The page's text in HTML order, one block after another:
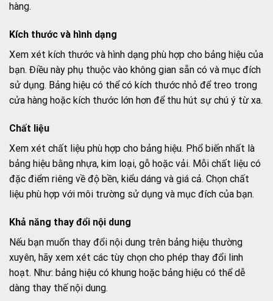
hàng.
Kích thước và hình dạng
Xem xét kích thước và hình dạng phù hợp cho bảng hiệu của
bạn. Điều này phụ thuộc vào không gian sẵn có và mục đích
sử dụng. Bảng hiệu có thể có kích thước nhỏ để treo trong
cửa hàng hoặc kích thước lớn hơn để thu hút sự chú ý từ xa.
Chất liệu
Xem xét chất liệu phù hợp cho bảng hiệu. Phổ biến nhất là
bảng hiệu bằng nhựa, kim loại, gỗ hoặc vải. Mỗi chất liệu có
đặc điểm riêng về độ bền, kiểu dáng và giá cả. Chọn chất
liệu phù hợp với môi trường sử dụng và mục đích của bạn.
Khả năng thay đổi nội dung
Nếu bạn muốn thay đổi nội dung trên bảng hiệu thường
xuyên, hãy xem xét các tùy chọn cho phép thay đổi linh
hoạt. Như: bảng hiệu có khung hoặc bảng hiệu có thể dễ
dàng thay thế nội dung.